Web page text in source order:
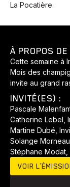
La Pocatière.
À PROPOS DE
Cette semaine à
Mois des
invite au grand
INVITÉ(ES) :
Pascale
Catherine Lebel,
Martine Dubé,
Solange
Stéphane Modat,
VOIR